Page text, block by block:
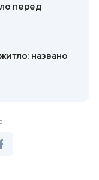
перед
названо